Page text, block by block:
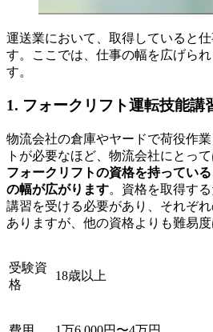
運送業において、取得していると
す。ここでは、仕事の幅を広げら
す。
1. フォークリフト運転技能講
物流会社の倉庫やヤードで荷役作
トが必要なほど、物流会社にとっ
フォークリフトの資格を持ってい
の幅が広がります。資格を取得す
講習を受ける必要があり、それぞ
ありますが、他の資格よりも難易度
受験資
格
18歳以上